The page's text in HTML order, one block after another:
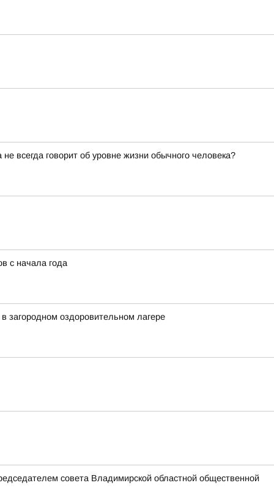
всегда говорит об уровне жизни обычного человека?
с начала года
загородном оздоровительном лагере
совета Владимирской областной общественной